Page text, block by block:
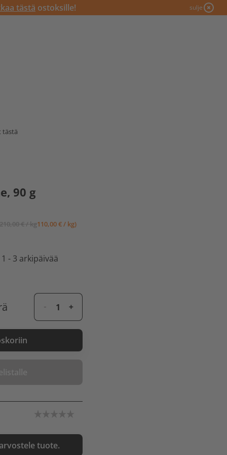
tästä ostoksille! sulje
90 g
€ / kg110,00 € / kg)
- 3 arkipäivää
tuote.